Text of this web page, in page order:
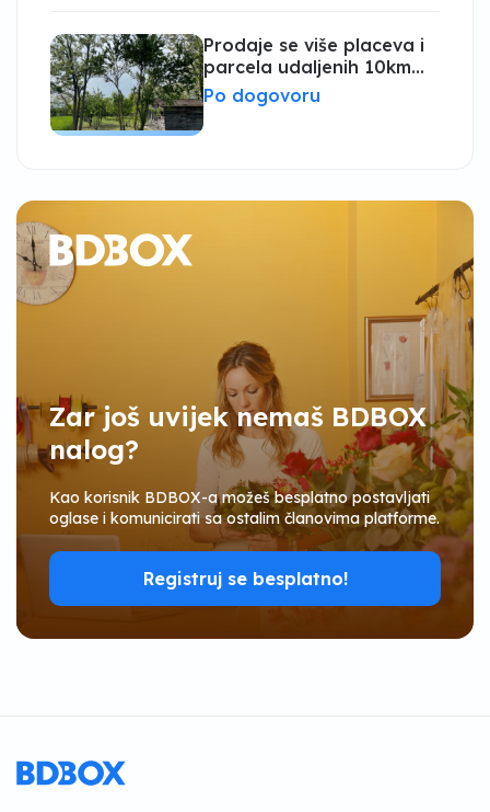
Prodaje se više placeva i
parcela udaljenih 10km
od centra Bijeljine
Po dogovoru
Zar još uvijek nemaš BDBOX
nalog?
Kao korisnik BDBOX-a možeš besplatno postavljati
oglase i komunicirati sa ostalim članovima platforme.
Registruj se besplatno!